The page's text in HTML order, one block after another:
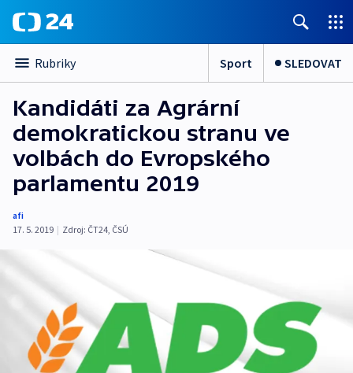
Rubriky Sport SLEDOVAT
Kandidáti za Agrární
demokratickou stranu ve
volbách do Evropského
parlamentu 2019
afi
17. 5. 2019 | Zdroj: ČT24, ČSÚ